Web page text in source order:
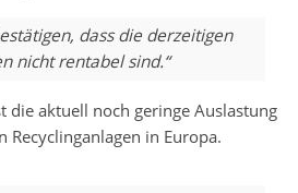
dass die derzeitigen
nicht rentabel sind.“
die aktuell noch geringe Auslastung
Recyclinganlagen in Europa.